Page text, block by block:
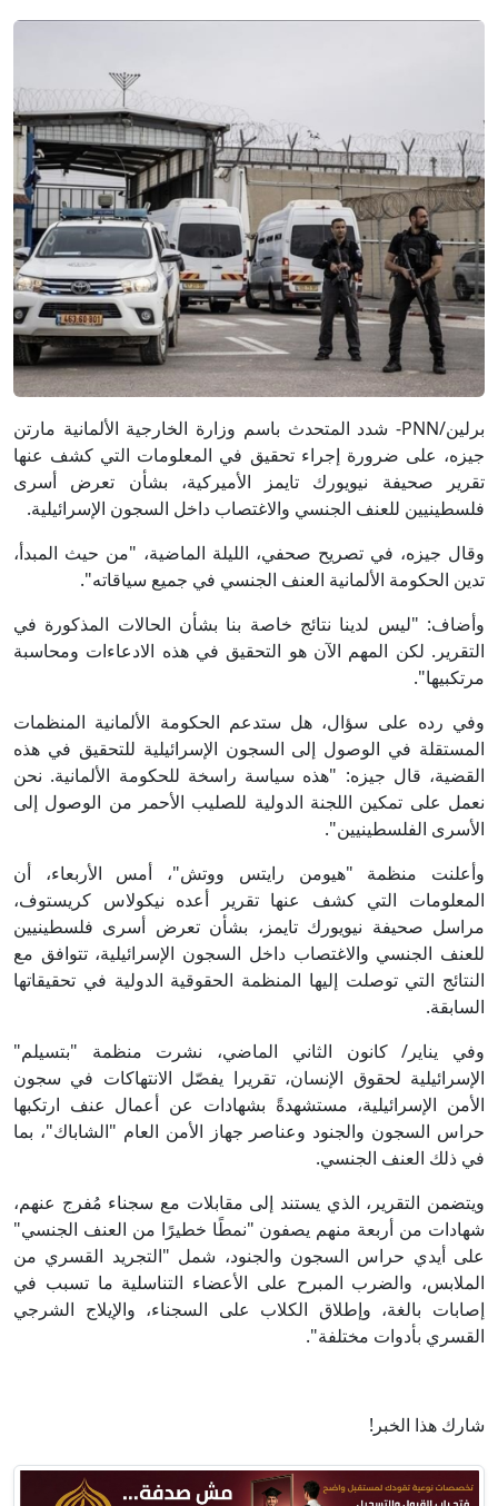
برلين/PNN- شدد المتحدث باسم وزارة الخارجية الألمانية مارتن
جيزه، على ضرورة إجراء تحقيق في المعلومات التي كشف عنها
تقرير صحيفة نيويورك تايمز الأميركية، بشأن تعرض أسرى
فلسطينيين للعنف الجنسي والاغتصاب داخل السجون الإسرائيلية.
وقال جيزه، في تصريح صحفي، الليلة الماضية، "من حيث المبدأ،
تدين الحكومة الألمانية العنف الجنسي في جميع سياقاته".
وأضاف: "ليس لدينا نتائج خاصة بنا بشأن الحالات المذكورة في
التقرير. لكن المهم الآن هو التحقيق في هذه الادعاءات ومحاسبة
مرتكبيها".
وفي رده على سؤال، هل ستدعم الحكومة الألمانية المنظمات
المستقلة في الوصول إلى السجون الإسرائيلية للتحقيق في هذه
القضية، قال جيزه: "هذه سياسة راسخة للحكومة الألمانية. نحن
نعمل على تمكين اللجنة الدولية للصليب الأحمر من الوصول إلى
الأسرى الفلسطينيين".
وأعلنت منظمة "هيومن رايتس ووتش"، أمس الأربعاء، أن
المعلومات التي كشف عنها تقرير أعده نيكولاس كريستوف،
مراسل صحيفة نيويورك تايمز، بشأن تعرض أسرى فلسطينيين
للعنف الجنسي والاغتصاب داخل السجون الإسرائيلية، تتوافق مع
النتائج التي توصلت إليها المنظمة الحقوقية الدولية في تحقيقاتها
السابقة.
وفي يناير/ كانون الثاني الماضي، نشرت منظمة "بتسيلم"
الإسرائيلية لحقوق الإنسان، تقريرا يفصّل الانتهاكات في سجون
الأمن الإسرائيلية، مستشهدةً بشهادات عن أعمال عنف ارتكبها
حراس السجون والجنود وعناصر جهاز الأمن العام "الشاباك"، بما
في ذلك العنف الجنسي.
ويتضمن التقرير، الذي يستند إلى مقابلات مع سجناء مُفرج عنهم،
شهادات من أربعة منهم يصفون "نمطًا خطيرًا من العنف الجنسي"
على أيدي حراس السجون والجنود، شمل "التجريد القسري من
الملابس، والضرب المبرح على الأعضاء التناسلية ما تسبب في
إصابات بالغة، وإطلاق الكلاب على السجناء، والإيلاج الشرجي
القسري بأدوات مختلفة".
شارك هذا الخبر!